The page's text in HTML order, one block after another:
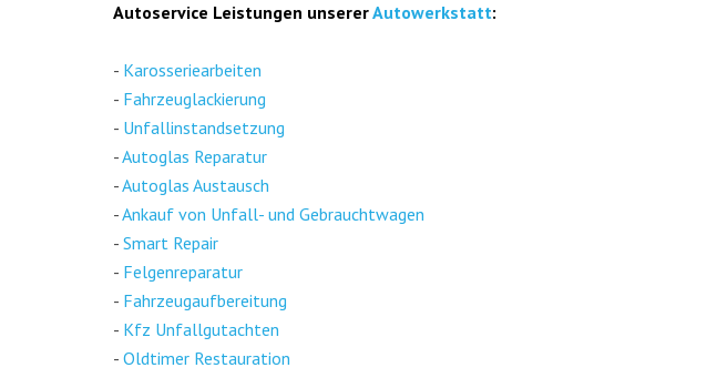
Auto­ser­vice Leis­tun­gen unse­rerAuto­werk­statt:
- Karos­se­rie­ar­bei­ten
- Fahr­zeug­la­ckie­rung
- Unfall­in­stand­set­zung
-Auto­glas Repa­ra­tur
-Auto­glas Aus­tausch
-Ankauf von Unfall- und Gebraucht­wa­gen
- Smart Repair
- Fel­gen­re­pa­ra­tur
- Fahr­zeug­auf­be­rei­tung
- Kfz Unfall­gut­ach­ten
- Old­ti­mer Restau­ra­ti­on